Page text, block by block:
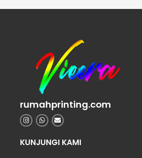
rumahprinting.com
KUNJUNGI KAMI